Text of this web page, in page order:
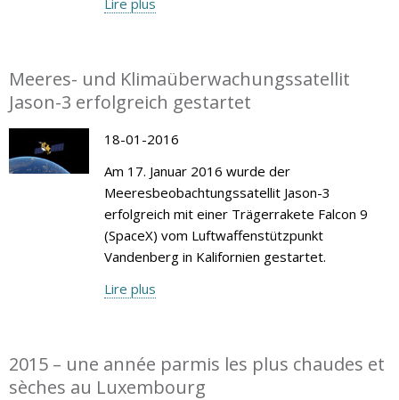
Meeres- und Klimaüberwachungssatellit
Jason-3 erfolgreich gestartet
18-01-2016
Am 17. Januar 2016 wurde der
Meeresbeobachtungssatellit Jason-3
erfolgreich mit einer Trägerrakete Falcon 9
(SpaceX) vom Luftwaffenstützpunkt
Vandenberg in Kalifornien gestartet.
Lire plus
2015 – une année parmis les plus chaudes et
sèches au Luxembourg